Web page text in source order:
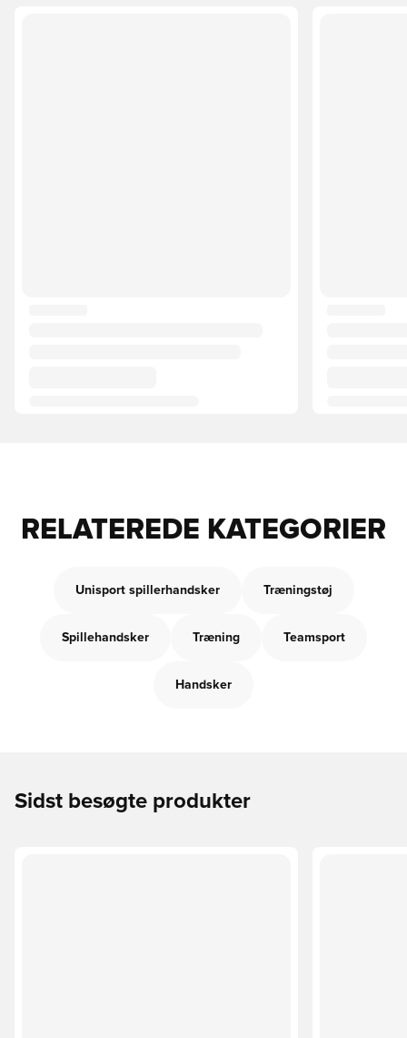
RELATEREDE KATEGORIER
Unisport spillerhandsker Træningstøj
Spillehandsker Træning Teamsport
Handsker
Sidst besøgte produkter